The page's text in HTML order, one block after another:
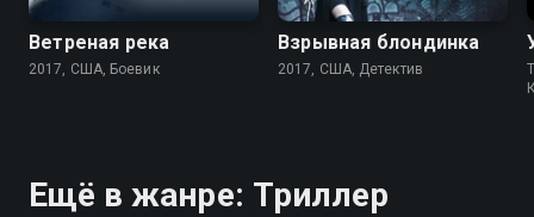
Ветреная река
2017, США, Боевик
Взрывная блондинка
2017, США, Детектив
Ещё в жанре: Триллер